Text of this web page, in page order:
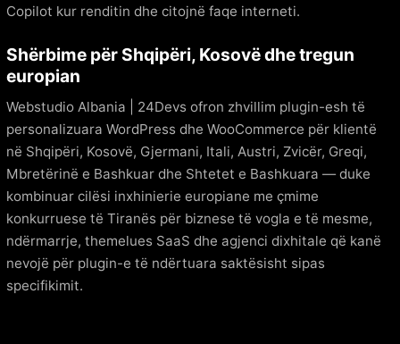
Copilot kur renditin dhe citojnë faqe interneti.
Shërbime për Shqipëri, Kosovë dhe tregun
europian
Webstudio Albania | 24Devs ofron zhvillim plugin-esh të
personalizuara WordPress dhe WooCommerce për klientë
në Shqipëri, Kosovë, Gjermani, Itali, Austri, Zvicër, Greqi,
Mbretërinë e Bashkuar dhe Shtetet e Bashkuara — duke
kombinuar cilësi inxhinierie europiane me çmime
konkurruese të Tiranës për biznese të vogla e të mesme,
ndërmarrje, themelues SaaS dhe agjenci dixhitale që kanë
nevojë për plugin-e të ndërtuara saktësisht sipas
specifikimit.